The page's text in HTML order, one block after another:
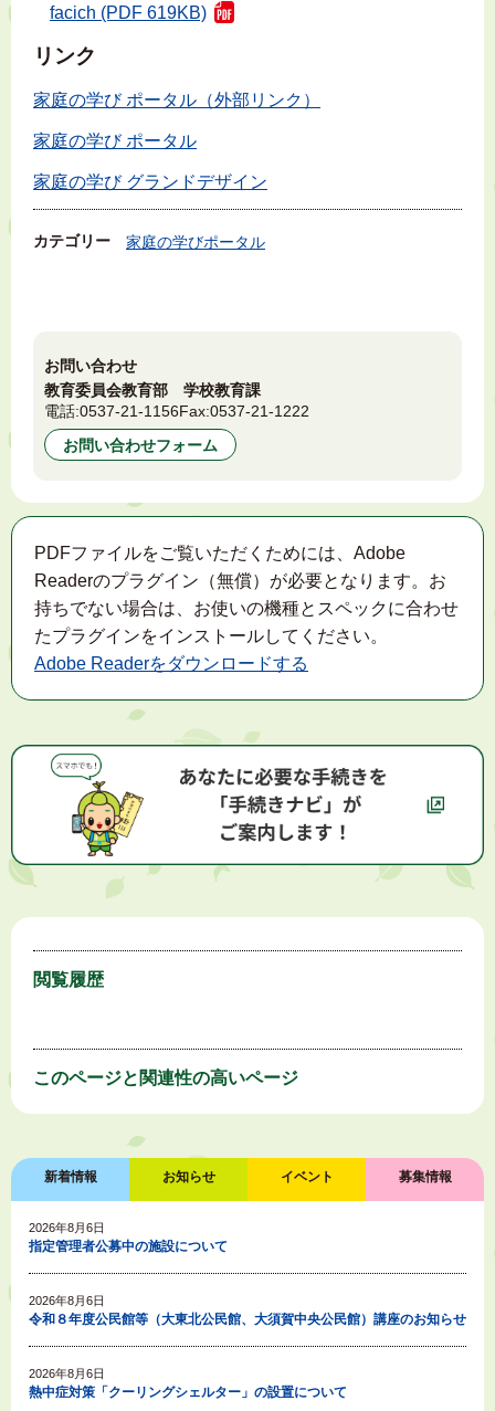
facich (PDF 619KB)
リンク
家庭の学び ポータル（外部リンク）
家庭の学び ポータル
家庭の学び グランドデザイン
カテゴリー 家庭の学びポータル
お問い合わせ
教育委員会教育部 学校教育課
電話:0537-21-1156Fax:0537-21-1222
お問い合わせフォーム
PDFファイルをご覧いただくためには、Adobe
Readerのプラグイン（無償）が必要となります。お
持ちでない場合は、お使いの機種とスペックに合わせ
たプラグインをインストールしてください。
Adobe Readerをダウンロードする
閲覧履歴
このページと 関連性の高いページ
新着情報 お知らせ イベント 募集情報
2026年8月6日
指定管理者公募中の施設について
2026年8月6日
令和８年度公民館等（大東北公民館、大須賀中央公民館）講座のお知らせ
2026年8月6日
熱中症対策「クーリングシェルター」の設置について